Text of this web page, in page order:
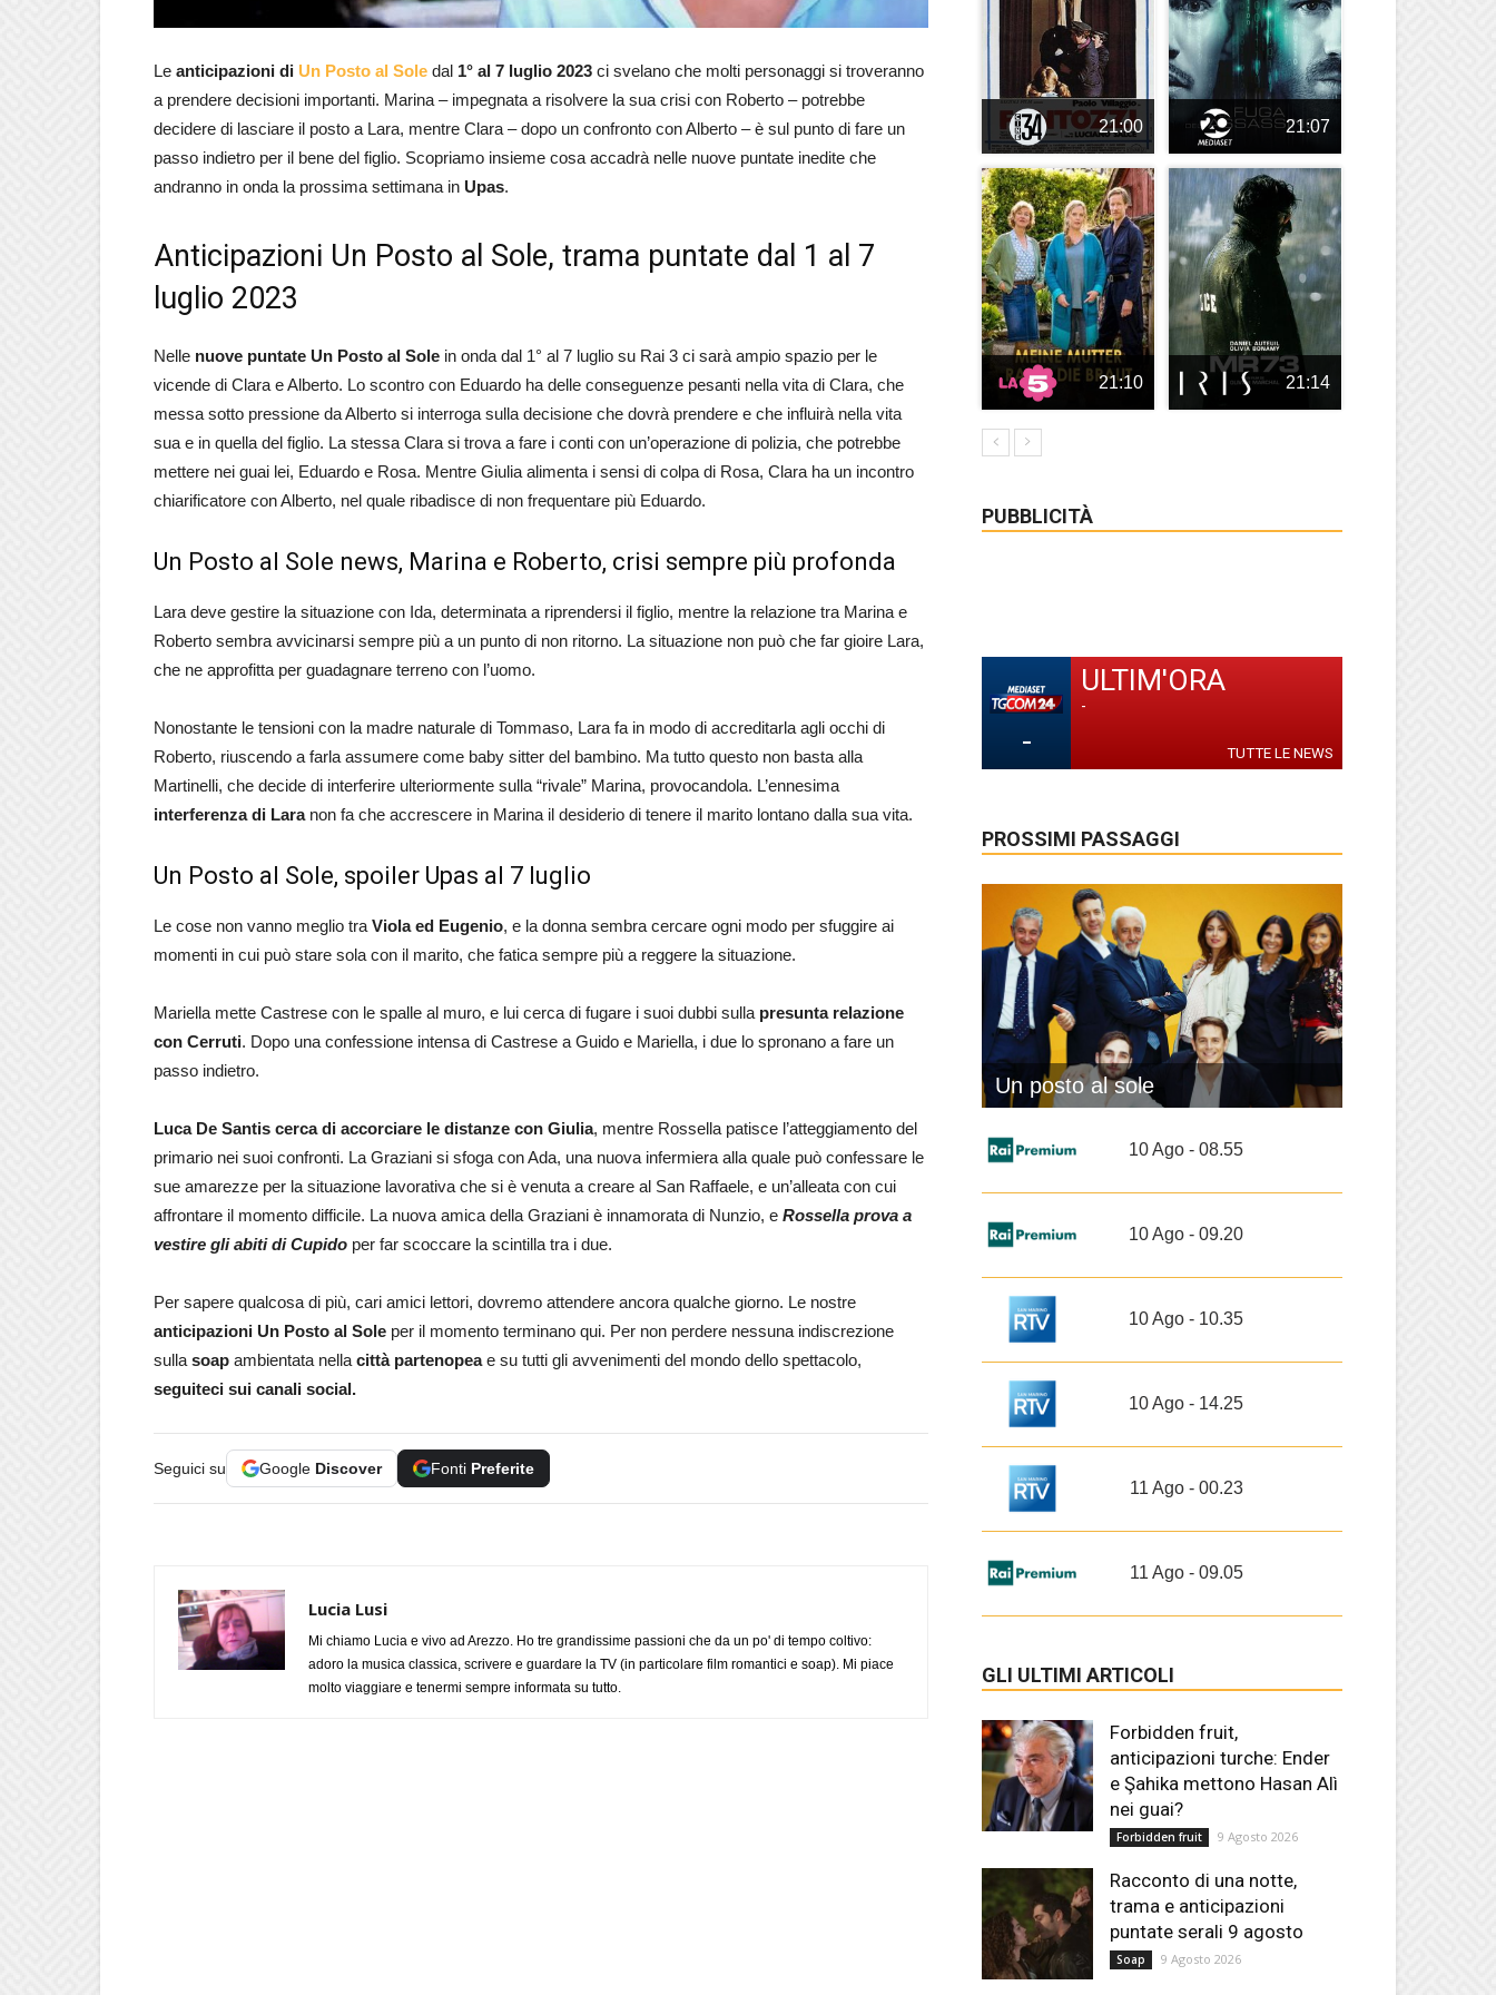
Le anticipazioni di Un Posto al Sole dal 1° al 7 luglio 2023 ci svelano che molti personaggi si troveranno
a prendere decisioni importanti. Marina – impegnata a risolvere la sua crisi con Roberto – potrebbe
decidere di lasciare il posto a Lara, mentre Clara – dopo un confronto con Alberto – è sul punto di fare un
passo indietro per il bene del figlio. Scopriamo insieme cosa accadrà nelle nuove puntate inedite che
andranno in onda la prossima settimana in Upas.
Anticipazioni Un Posto al Sole, trama puntate dal 1 al 7
luglio 2023
Nelle nuove puntate Un Posto al Sole in onda dal 1° al 7 luglio su Rai 3 ci sarà ampio spazio per le
vicende di Clara e Alberto. Lo scontro con Eduardo ha delle conseguenze pesanti nella vita di Clara, che
messa sotto pressione da Alberto si interroga sulla decisione che dovrà prendere e che influirà nella vita
sua e in quella del figlio. La stessa Clara si trova a fare i conti con un’operazione di polizia, che potrebbe
mettere nei guai lei, Eduardo e Rosa. Mentre Giulia alimenta i sensi di colpa di Rosa, Clara ha un incontro
chiarificatore con Alberto, nel quale ribadisce di non frequentare più Eduardo.
Un Posto al Sole news, Marina e Roberto, crisi sempre più profonda
Lara deve gestire la situazione con Ida, determinata a riprendersi il figlio, mentre la relazione tra Marina e
Roberto sembra avvicinarsi sempre più a un punto di non ritorno. La situazione non può che far gioire Lara,
che ne approfitta per guadagnare terreno con l’uomo.
Nonostante le tensioni con la madre naturale di Tommaso, Lara fa in modo di accreditarla agli occhi di
Roberto, riuscendo a farla assumere come baby sitter del bambino. Ma tutto questo non basta alla
Martinelli, che decide di interferire ulteriormente sulla “rivale” Marina, provocandola. L’ennesima
interferenza di Laranon fa che accrescere in Marina il desiderio di tenere il marito lontano dalla sua vita.
Un Posto al Sole, spoiler Upas al 7 luglio
Le cose non vanno meglio tra Viola ed Eugenio, e la donna sembra cercare ogni modo per sfuggire ai
momenti in cui può stare sola con il marito, che fatica sempre più a reggere la situazione.
Mariella mette Castrese con le spalle al muro, e lui cerca di fugare i suoi dubbi sulla presunta relazione
con Cerruti. Dopo una confessione intensa di Castrese a Guido e Mariella, i due lo spronano a fare un
passo indietro.
Luca De Santis cerca di accorciare le distanze con Giulia, mentre Rossella patisce l’atteggiamento del
primario nei suoi confronti. La Graziani si sfoga con Ada, una nuova infermiera alla quale può confessare le
sue amarezze per la situazione lavorativa che si è venuta a creare al San Raffaele, e un’alleata con cui
affrontare il momento difficile. La nuova amica della Graziani è innamorata di Nunzio, e Rossella prova a
vestire gli abiti di Cupido per far scoccare la scintilla tra i due.
Per sapere qualcosa di più, cari amici lettori, dovremo attendere ancora qualche giorno. Le nostre
anticipazioni Un Posto al Sole per il momento terminano qui. Per non perdere nessuna indiscrezione
sulla soap ambientata nella città partenopeae su tutti gli avvenimenti del mondo dello spettacolo,
seguiteci sui canali social.
Seguici su Google Discover Fonti Preferite
Lucia Lusi
Mi chiamo Lucia e vivo ad Arezzo. Ho tre grandissime passioni che da un po' di tempo coltivo:
adoro la musica classica, scrivere e guardare la TV (in particolare film romantici e soap). Mi piace
molto viaggiare e tenermi sempre informata su tutto.
21:00 21:07
21:10 21:14
PUBBLICITÀ
-
ULTIM'ORA
-
TUTTE LE NEWS
PROSSIMI PASSAGGI
Un posto al sole
10 Ago - 08.55
10 Ago - 09.20
10 Ago - 10.35
10 Ago - 14.25
11 Ago - 00.23
11 Ago - 09.05
GLI ULTIMI ARTICOLI
Forbidden fruit,
anticipazioni turche: Ender
e Şahika mettono Hasan Alì
nei guai?
Forbidden fruit 9 Agosto 2026
Racconto di una notte,
trama e anticipazioni
puntate serali 9 agosto
Soap 9 Agosto 2026